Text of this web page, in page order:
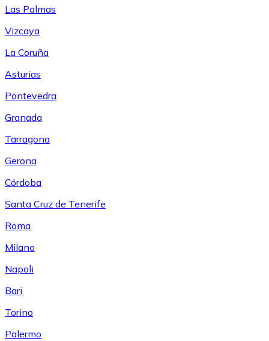
Las Palmas
Vizcaya
La Coruña
Asturias
Pontevedra
Granada
Tarragona
Gerona
Córdoba
Santa Cruz de Tenerife
Roma
Milano
Napoli
Bari
Torino
Palermo